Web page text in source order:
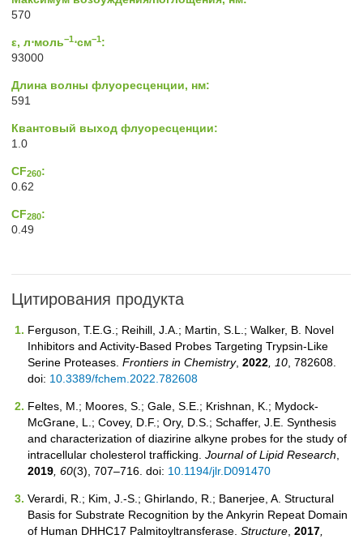
570
ε, л⋅моль−1⋅см−1:
93000
Длина волны флуоресценции, нм:
591
Квантовый выход флуоресценции:
1.0
CF260:
0.62
CF280:
0.49
Цитирования продукта
Ferguson, T.E.G.; Reihill, J.A.; Martin, S.L.; Walker, B. Novel
Inhibitors and Activity-Based Probes Targeting Trypsin-Like
Serine Proteases. Frontiers in Chemistry, 2022, 10, 782608.
doi: 10.3389/fchem.2022.782608
Feltes, M.; Moores, S.; Gale, S.E.; Krishnan, K.; Mydock-
McGrane, L.; Covey, D.F.; Ory, D.S.; Schaffer, J.E. Synthesis
and characterization of diazirine alkyne probes for the study of
intracellular cholesterol trafficking. Journal of Lipid Research,
2019, 60(3), 707–716. doi: 10.1194/jlr.D091470
Verardi, R.; Kim, J.-S.; Ghirlando, R.; Banerjee, A. Structural
Basis for Substrate Recognition by the Ankyrin Repeat Domain
of Human DHHC17 Palmitoyltransferase. Structure, 2017,